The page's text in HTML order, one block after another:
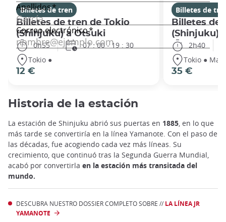
Billetes de tren
Billetes de tren de Tokio
(Shinjuku) a Otsuki
0h55
07 : 00 - 19 : 30
Tokio ●
12 €
Billetes de
Billetes de
(Shinjuku)
2h40
Tokio ●
35 €
Historia de la estación
La estación de Shinjuku abrió sus puertas en 1885 , en lo que
más tarde se convertiría en la línea Yamanote. Con el paso de
las décadas, fue acogiendo cada vez más líneas. Su
crecimiento, que continuó tras la Segunda Guerra Mundial,
acabó por convertirla en la estación más transitada del
mundo.
DESCUBRA NUESTRO DOSSIER COMPLETO SOBRE // LA LÍNEA JR
YAMANOTE